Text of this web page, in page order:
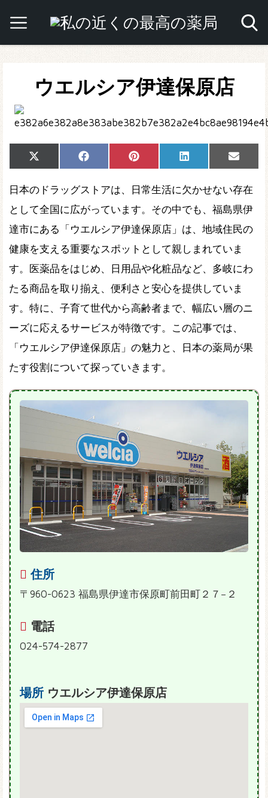
ウエルシア伊達保原店
Share
on
X
(Twitter)
Share
on
Facebook Share
on
Pinterest Share
on
LinkedIn
Share
on
Email
日本のドラッグストアは、日常生活に欠かせない存在
として全国に広がっています。その中でも、福島県伊
達市にある「ウエルシア伊達保原店」は、地域住民の
健康を支える重要なスポットとして親しまれていま
す。医薬品をはじめ、日用品や化粧品など、多岐にわ
たる商品を取り揃え、便利さと安心を提供していま
す。特に、子育て世代から高齢者まで、幅広い層のニ
ーズに応えるサービスが特徴です。この記事では、
「ウエルシア伊達保原店」の魅力と、日本の薬局が果
たす役割について探っていきます。
住所
〒960-0623 福島県伊達市保原町前田町２７−２
電話
024-574-2877
場所 ウエルシア伊達保原店